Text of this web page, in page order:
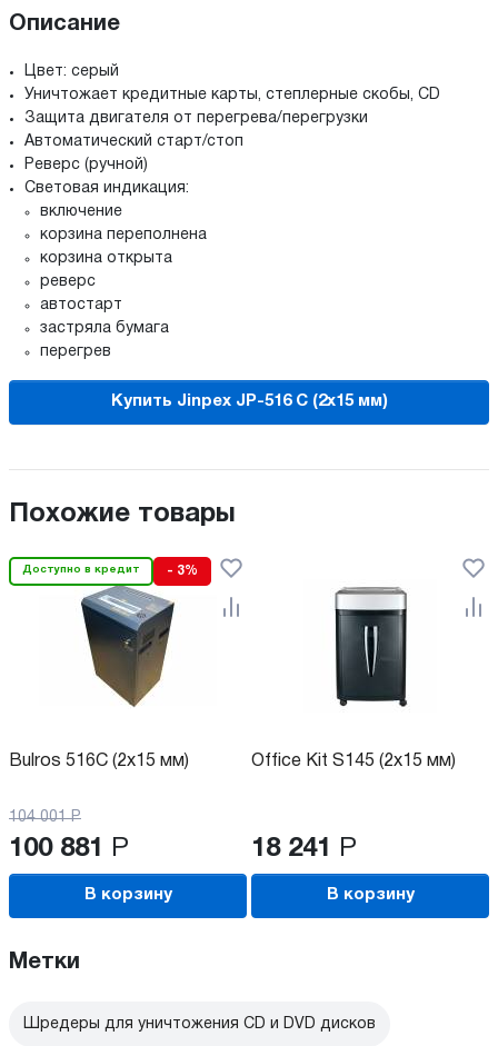
Описание
Цвет: серый
Уничтожает кредитные карты, степлерные скобы, CD
Защита двигателя от перегрева/перегрузки
Автоматический старт/стоп
Реверс (ручной)
Световая индикация:
включение
корзина переполнена
корзина открыта
реверс
автостарт
застряла бумага
перегрев
Купить Jinpex JP-516 C (2x15 мм)
Похожие товары
Доступно в кредит - 3%
Bulros 516C (2x15 мм)
104 001 Р
100 881 Р
В корзину
Office Kit S145 (2x15 мм)
18 241 Р
В корзину
Метки
Шредеры для уничтожения CD и DVD дисков